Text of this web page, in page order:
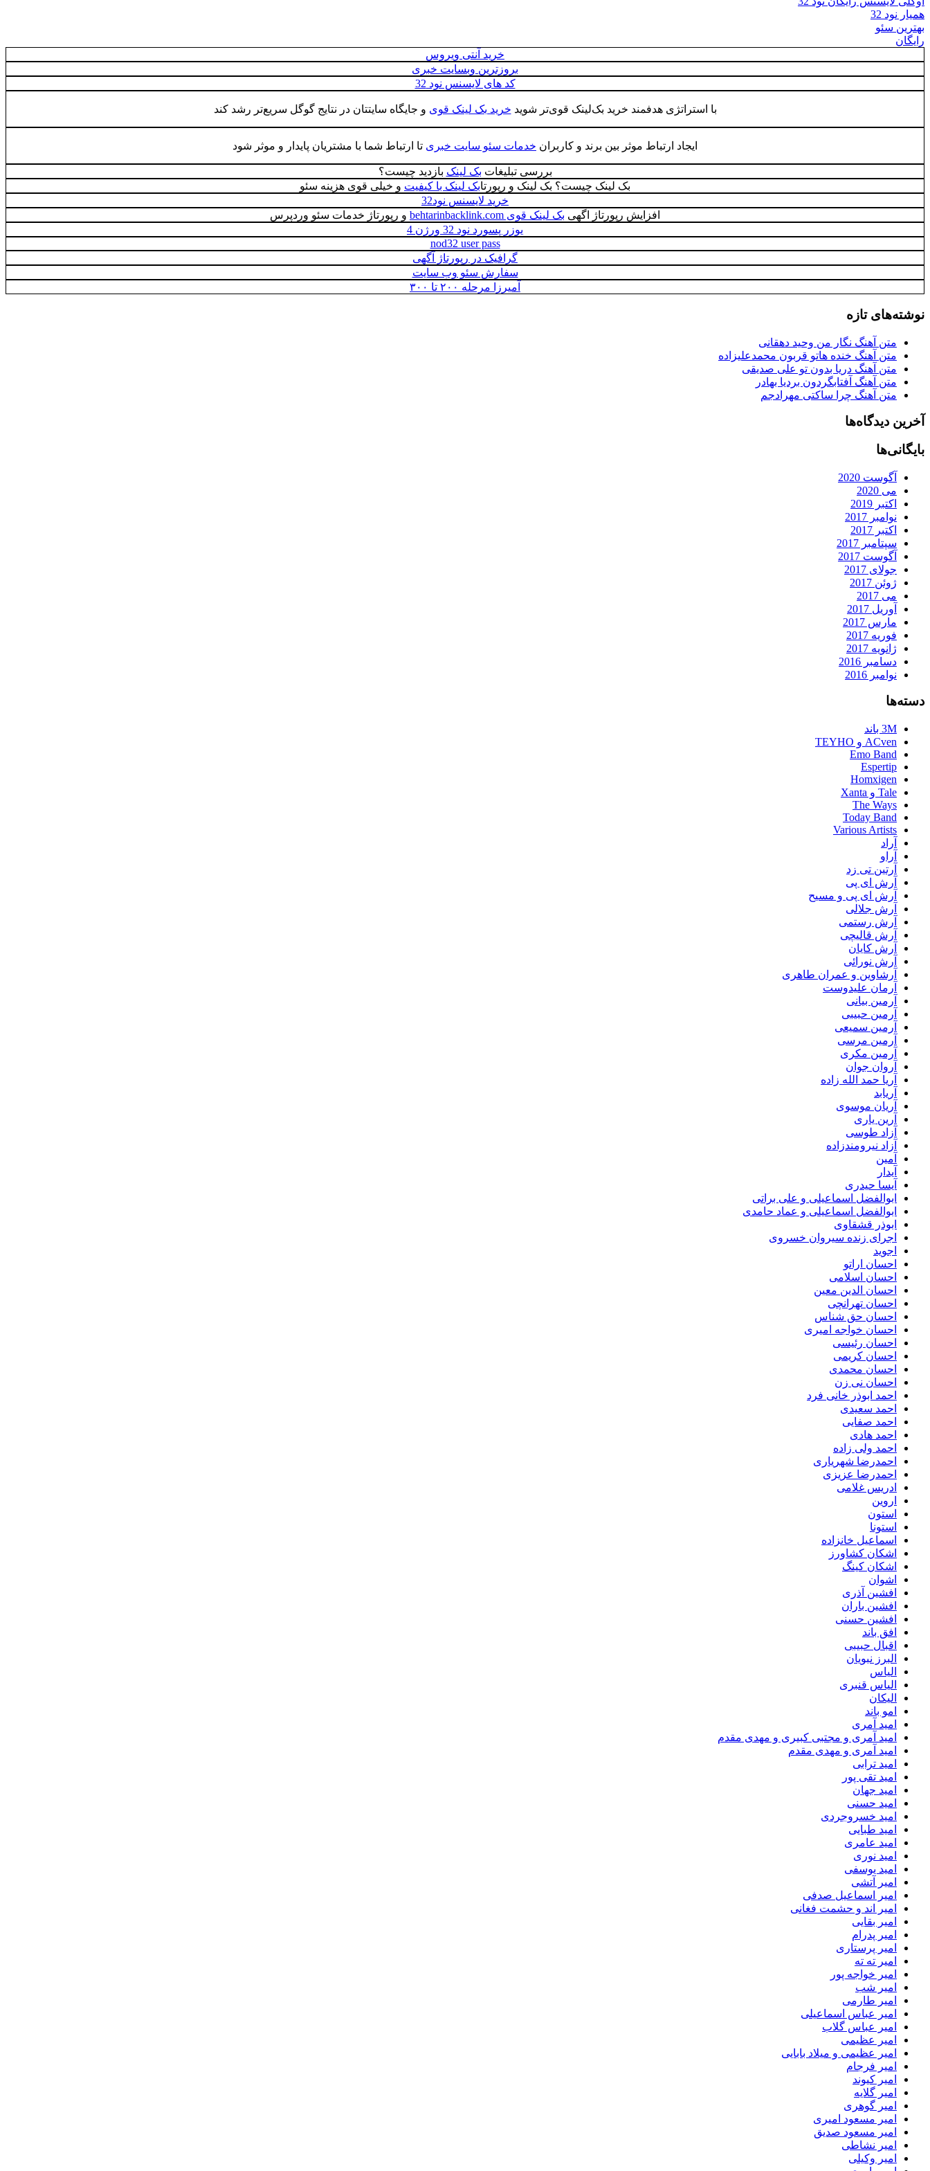
همیار نود 32
بهترین سئو
رایگان
خرید آنتی ویروس
بروزترین وبسایت خبری
کد های لایسنس نود 32
با استراتژی هدفمند خرید بک‌لینک قوی‌تر شوید خرید بک لینک قوی و جایگاه سایتتان در نتایج گوگل سریع‌تر رشد کند
ایجاد ارتباط موثر بین برند و کاربران خدمات سئو سایت خبری تا ارتباط شما با مشتریان پایدار و موثر شود
بررسی تبلیغات بک لینک بازدید چیست؟
بک لینک چیست؟ بک لینک و رپورتابک لینک با کیفیت و خیلی قوی هزینه سئو
خرید لایسنس نود32
افزایش رپورتاژ اگهی بک لینک قوی behtarinbacklink.com
و رپورتاژ خدمات سئو وردپرس
یوزر پسورد نود 32 ورژن 4
nod32 user pass
گرافیک در رپورتاژ آگهی
سفارش سئو وب سایت
آمیرزا مرحله ۲۰۰ تا ۳۰۰
نوشته‌های تازه
متن آهنگ نگار من وحید دهقانی
متن آهنگ خنده هاتو قربون محمدعلیزاده
متن آهنگ دریا بدون تو علی صدیقی
متن آهنگ آفتابگردون بردیا بهادر
متن آهنگ چرا ساکتی مهرادجم
آخرین دیدگاه‌ها
بایگانی‌ها
آگوست 2020
می 2020
اکتبر 2019
نوامبر 2017
اکتبر 2017
سپتامبر 2017
آگوست 2017
جولای 2017
ژوئن 2017
می 2017
آوریل 2017
مارس 2017
فوریه 2017
ژانویه 2017
دسامبر 2016
نوامبر 2016
دسته‌ها
3M باند
ACven و TEYHO
Emo Band
Espertip
Homxigen
Tale و Xanta
The Ways
Today Band
Various Artists
آراد
آراو
آرتین تی زد
آرش ای پی
آرش ای پی و مسیح
آرش جلالی
آرش رستمی
آرش قالیچی
آرش کایان
آرش نورائی
آرشاوین و عمران طاهری
آرمان علیدوست
آرمین بیانی
آرمین حبیبی
آرمین سمیعی
آرمین مرسی
آرمین مکری
آروان جوان
آریا حمد الله زاده
آریابد
آریان موسوی
آرین یاری
آزاد طوسی
آزاد نیرومندزاده
آمین
آیدار
آیسا حیدری
ابوالفضل اسماعیلی و علی براتی
ابوالفضل اسماعیلی و عماد حامدی
ابوذر قشقاوی
اجرای زنده سیروان خسروی
اجوید
احسان اراتو
احسان اسلامی
احسان الدین معین
احسان تهرانچی
احسان حق شناس
احسان خواجه امیری
احسان رئیسی
احسان کریمی
احسان محمدی
احسان نی زن
احمد ابوذر خانی فرد
احمد سعیدی
احمد صفایی
احمد هادی
احمد ولی زاده
احمدرضا شهریاری
احمدرضا عزیزی
ادریس غلامی
اروین
استون
استونا
اسماعیل خانزاده
اشکان کشاورز
اشکان کینگ
اشوان
افشین آذری
افشین باران
افشین حسنی
افق باند
اقبال حبیبی
البرز نبویان
الیاس
الیاس قنبرى
الیکان
امو باند
امید آمری
امید آمری و مجتبی کبیری و مهدى مقدم
امید آمری و مهدی مقدم
امید ترابی
امید تقی پور
امید جهان
امید حسنی
امید خسروجردی
امید طبایی
امید عامری
امید نوری
امید یوسفی
امیر آتشی
امیر اسماعیل صدفی
امیر اند و حشمت فغانی
امیر بقایی
امیر پدرام
امیر پرستاری
امیر ته ته
امیر خواجه پور
امیر شب
امیر طارمی
امیر عباس اسماعیلی
امیر عباس گلاب
امیر عظیمی
امیر عظیمی و میلاد بابایی
امیر فرجام
امیر کیوند
امیر گلایه
امیر گوهری
امیر مسعود امیری
امیر مسعود صدیق
امیر نشاطی
امیر وکیلی